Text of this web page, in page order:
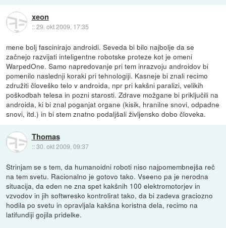
xeon
::29. okt 2009, 17:35
mene bolj fascinirajo androidi. Seveda bi bilo najbolje da se
začnejo razvijati inteligentne robotske proteze kot je omeni
WarpedOne. Samo napredovanje pri tem inrazvoju androidov bi
pomenilo naslednji koraki pri tehnologiji. Kasneje bi znali recimo
združiti človeško telo v androida, npr pri kakšni paralizi, velikih
poškodbah telesa in pozni starosti. Zdrave možgane bi priključili na
androida, ki bi znal poganjat organe (kisik, hranilne snovi, odpadne
snovi, itd.) in bi stem znatno podaljšali življensko dobo človeka.
Thomas
::30. okt 2009, 09:37
Strinjam se s tem, da humanoidni roboti niso najpomembnejša reč
na tem svetu. Racionalno je gotovo tako. Vseeno pa je nerodna
situacija, da eden ne zna spet kakšnih 100 elektromotorjev in
vzvodov in jih softwresko kontrolirat tako, da bi zadeva graciozno
hodila po svetu in opravljala kakšna koristna dela, recimo na
latifundiji gojila pridelke.